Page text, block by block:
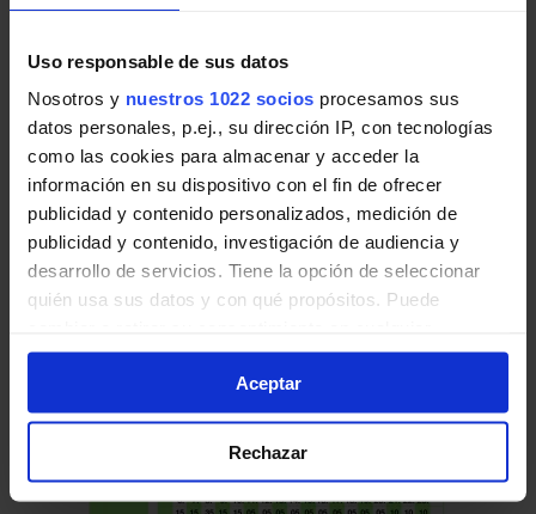
Uso responsable de sus datos
Nosotros y nuestros 1022 socios procesamos sus
datos personales, p.ej., su dirección IP, con tecnologías
como las cookies para almacenar y acceder la
información en su dispositivo con el fin de ofrecer
publicidad y contenido personalizados, medición de
publicidad y contenido, investigación de audiencia y
desarrollo de servicios. Tiene la opción de seleccionar
quién usa sus datos y con qué propósitos. Puede
momento desde la Declaración de cookies o clicando en
el Menú de consentimiento.
Si lo permite, también quisiéramos:
Aceptar
Rechazar
Horario de vuelta
Tabla de horarios y frecuencias en sentido
vuelta de la línea 621 de Autobuses
Interurbanos de la Comunidad de Madrid: